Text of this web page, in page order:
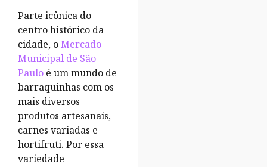
Parte icônica do
centro histórico da
cidade, oMercado
Municipal de São
Paulo é um mundo de
barraquinhas com os
mais diversos
produtos artesanais,
carnes variadas e
hortifruti. Por essa
variedade